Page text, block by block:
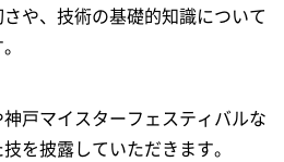
や、技術の基礎的知識について
戸マイスターフェスティバルな
を披露していただきます。